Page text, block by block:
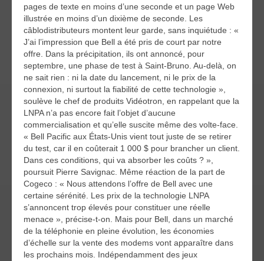
pages de texte en moins d’une seconde et un page Web
illustrée en moins d’un dixième de seconde. Les
câblodistributeurs montent leur garde, sans inquiétude : «
J’ai l’impression que Bell a été pris de court par notre
offre. Dans la précipitation, ils ont annoncé, pour
septembre, une phase de test à Saint-Bruno. Au-delà, on
ne sait rien : ni la date du lancement, ni le prix de la
connexion, ni surtout la fiabilité de cette technologie »,
soulève le chef de produits Vidéotron, en rappelant que la
LNPA n’a pas encore fait l’objet d’aucune
commercialisation et qu’elle suscite même des volte-face.
« Bell Pacific aux États-Unis vient tout juste de se retirer
du test, car il en coûterait 1 000 $ pour brancher un client.
Dans ces conditions, qui va absorber les coûts ? »,
poursuit Pierre Savignac. Même réaction de la part de
Cogeco : « Nous attendons l’offre de Bell avec une
certaine sérénité. Les prix de la technologie LNPA
s’annoncent trop élevés pour constituer une réelle
menace », précise-t-on. Mais pour Bell, dans un marché
de la téléphonie en pleine évolution, les économies
d’échelle sur la vente des modems vont apparaître dans
les prochains mois. Indépendamment des jeux